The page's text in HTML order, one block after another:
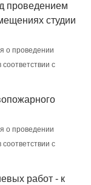
проведением
студии
о проведении
с
о проведении
с
работ - к